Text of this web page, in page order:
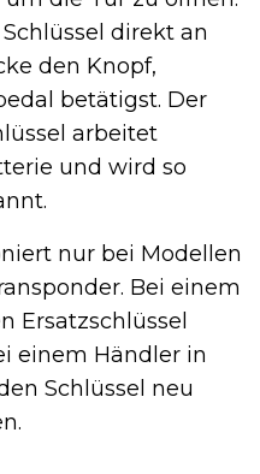
direkt an
den Knopf,
betätigst. Der
arbeitet
und wird so
nur bei Modellen
Bei einem
Ersatzschlüssel
einem Händler in
Schlüssel neu